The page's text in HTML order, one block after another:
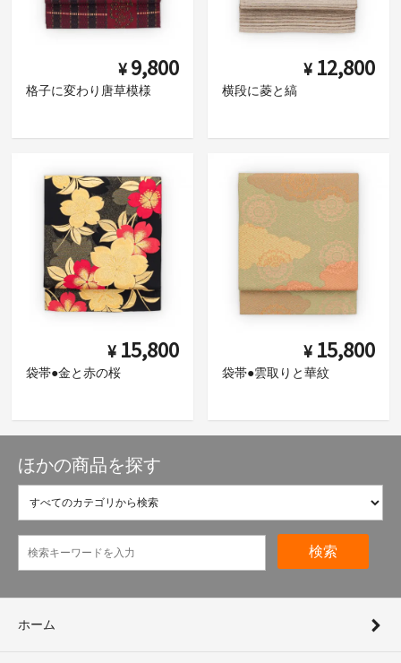
¥ 9,800
格子に変わり唐草模様
¥ 12,800
横段に菱と縞
¥ 15,800
袋帯●金と赤の桜
¥ 15,800
袋帯●雲取りと華紋
ほかの商品を探す
検索
ホーム